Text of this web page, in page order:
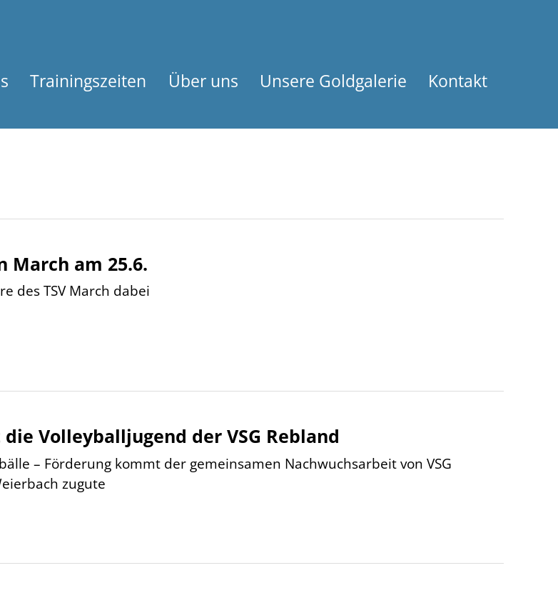
Trainingszeiten Über uns Unsere Goldgalerie Kontakt
am 25.6.
des TSV March dabei
Volleyballjugend der VSG Rebland
– Förderung kommt der gemeinsamen Nachwuchsarbeit von VSG
zugute